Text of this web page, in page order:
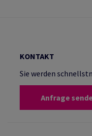
KONTAKT
Sie werden
Anfrage